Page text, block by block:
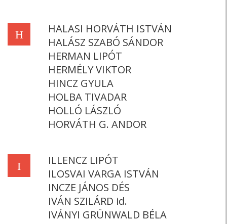
H
HALASI HORVÁTH ISTVÁN
HALÁSZ SZABÓ SÁNDOR
HERMAN LIPÓT
HERMÉLY VIKTOR
HINCZ GYULA
HOLBA TIVADAR
HOLLÓ LÁSZLÓ
HORVÁTH G. ANDOR
I
ILLENCZ LIPÓT
ILOSVAI VARGA ISTVÁN
INCZE JÁNOS DÉS
IVÁN SZILÁRD id.
IVÁNYI GRÜNWALD BÉLA